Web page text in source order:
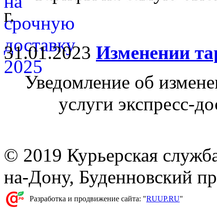
г.
31.01.2023 Изменении
Уведомление об
услуги экспресс-
© 2019 Курьерская
на-Дону, Буденновский
Разработка и продвижение сайта: "RUUP.RU"